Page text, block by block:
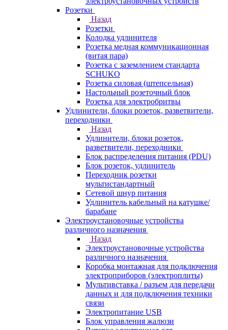
Розетки
Назад
Розетки
Колодка удлинителя
Розетка медная коммуникационная
(витая пара)
Розетка с заземлением стандарта
SCHUKO
Розетка силовая (штепсельная)
Настольный розеточный блок
Розетка для электробритвы
Удлинители, блоки розеток, разветвители,
переходники
Назад
Удлинители, блоки розеток,
разветвители, переходники
Блок распределения питания (PDU)
Блок розеток, удлинитель
Переходник розетки
мультистандартный
Сетевой шнур питания
Удлинитель кабельный на катушке/
барабане
Электроустановочные устройства
различного назначения
Назад
Электроустановочные устройства
различного назначения
Коробка монтажная для подключения
электроприборов (электроплиты)
Мультивставка / разъем для передачи
данных и для подключения техники
связи
Электропитание USB
Блок управления жалюзи